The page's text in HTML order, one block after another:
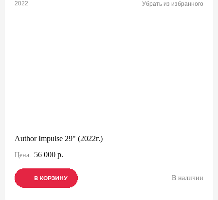
2022 Убрать из избранного
Author Impulse 29" (2022г.)
Цена: 56 000 р.
В КОРЗИНУ
В КОРЗИНУ
В КОРЗИНУ В наличии